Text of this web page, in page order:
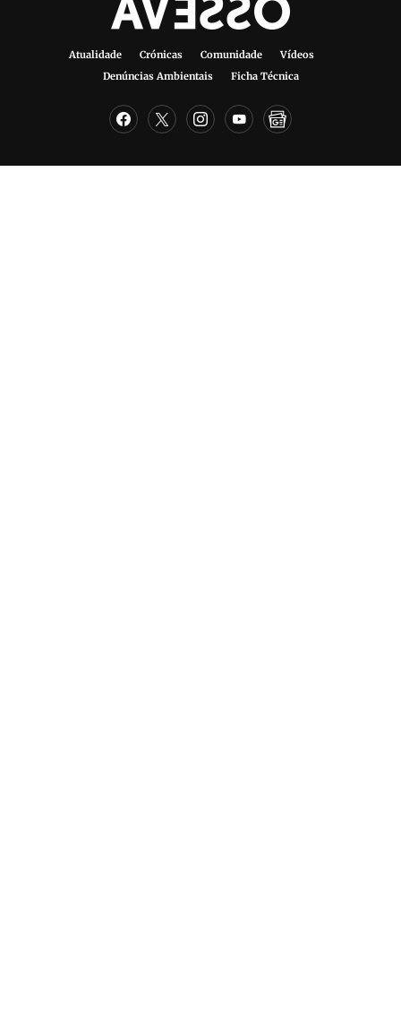
Atualidade Crónicas Comunidade
Vídeos
Denúncias Ambientais
Ficha Técnica